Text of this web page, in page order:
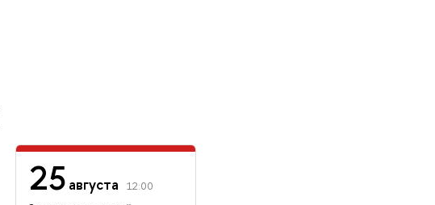
25 августа
12:00